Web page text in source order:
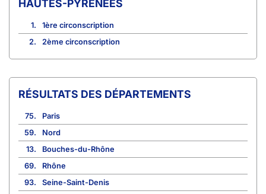
HAUTES-PYRÉNÉES
1.
1ère circonscription
2.
2ème circonscription
RÉSULTATS DES DÉPARTEMENTS
75.
Paris
59.
Nord
13.
Bouches-du-Rhône
69.
Rhône
93.
Seine-Saint-Denis